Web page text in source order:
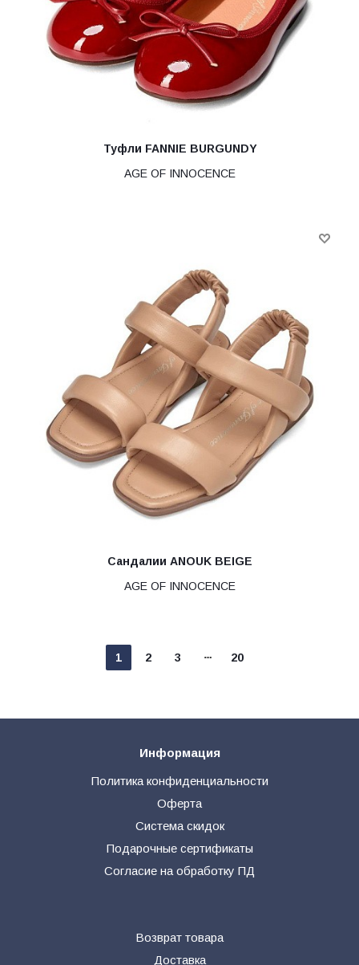
Туфли FANNIE BURGUNDY
AGE OF INNOCENCE
Сандалии ANOUK BEIGE
AGE OF INNOCENCE
1 2 3 20
Информация
Политика конфиденциальности
Оферта
Система скидок
Подарочные сертификаты
Согласие на обработку ПД
Возврат товара
Доставка